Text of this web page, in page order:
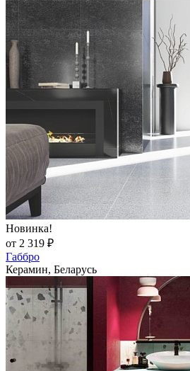
Новинка!
от 2 319 ₽
Габбро
Керамин, Беларусь